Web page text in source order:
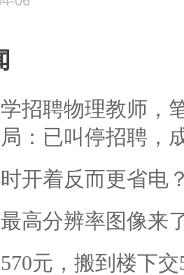
招聘物理教师，
：已叫停招聘，
开着反而更省电
高分辨率图像来
元，搬到楼下